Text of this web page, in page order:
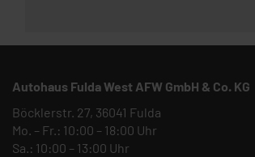
Autohaus Fulda West AFW GmbH & Co. KG
Böcklerstr. 27, 36041 Fulda
Mo. – Fr.: 10:00 – 18:00 Uhr
Sa.: 10:00 – 13:00 Uhr